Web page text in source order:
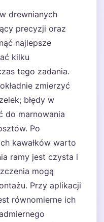
drewnianych
precyzji oraz
najlepsze
kilku
tego zadania.
zmierzyć
błędy w
do marnowania
Po
kawałków warto
ramy jest czysta i
mogą
Przy aplikacji
równomierne ich